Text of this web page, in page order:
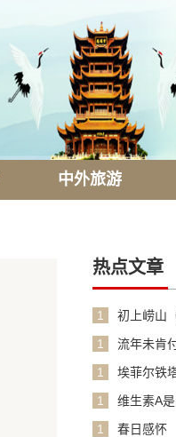
中外旅游
热点文章
1
初上崂山
1
流年未肯
1
埃菲尔铁
1
维生素A
1
春日感怀